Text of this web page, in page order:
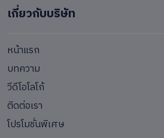
เกี่ยวกับบริษัท
หน้าแรก
บทความ
วีดีโอโลโก้
ติดต่อเรา
โปรโมชั่นพิเศษ